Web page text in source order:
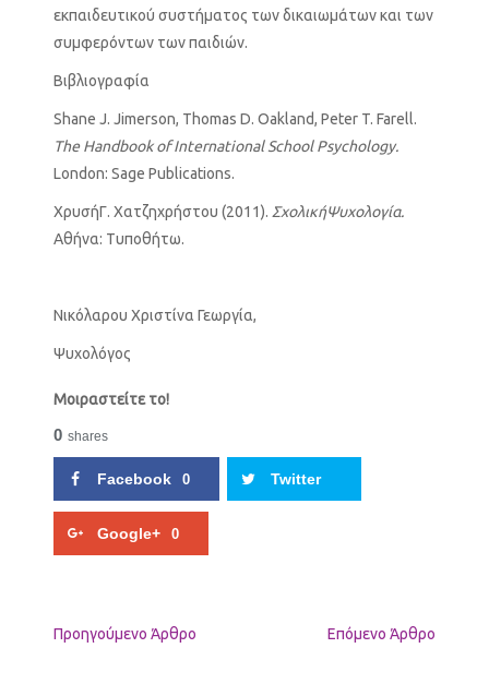
εκπαιδευτικού συστήματος των δικαιωμάτων και των
συμφερόντων των παιδιών.
Βιβλιογραφία
Shane J. Jimerson, Thomas D. Oakland, Peter T. Farell.
The Handbook of International School Psychology.
London: Sage Publications.
ΧρυσήΓ. Χατζηχρήστου (2011). ΣχολικήΨυχολογία.
Αθήνα: Τυποθήτω.
Νικόλαρου Χριστίνα Γεωργία,
Ψυχολόγος
Μοιραστείτε το!
0 shares
Facebook 0 Twitter
Google+ 0
Προηγούμενo Άρθρο Επόμενο Άρθρο